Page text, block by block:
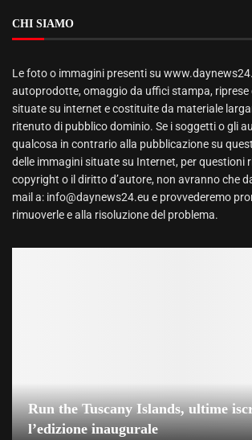
CHI SIAMO
Le foto o immagini presenti su
autoprodotte, omaggio da uffici stampa, riprese
situate su internet e costituite da materiale
ritenuto di pubblico dominio. Se i soggetti o gli
qualcosa in contrario alla pubblicazione su
delle immagini situate su Internet, per questioni
copyright o il diritto d’autore, non avranno che
mail a: info@daynews24.eu e provvederemo
rimuoverle e alla risoluzione del problema.
Run the Tuscany Islands, ultime
l’edizione inaugurale